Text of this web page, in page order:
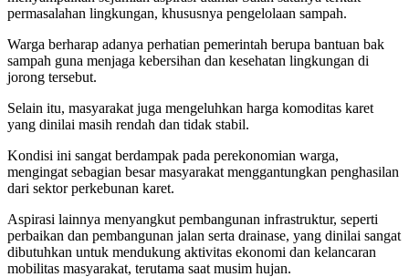
permasalahan lingkungan, khususnya pengelolaan sampah.
Warga berharap adanya perhatian pemerintah berupa bantuan bak
sampah guna menjaga kebersihan dan kesehatan lingkungan di
jorong tersebut.
Selain itu, masyarakat juga mengeluhkan harga komoditas karet
yang dinilai masih rendah dan tidak stabil.
Kondisi ini sangat berdampak pada perekonomian warga,
mengingat sebagian besar masyarakat menggantungkan penghasilan
dari sektor perkebunan karet.
Aspirasi lainnya menyangkut pembangunan infrastruktur, seperti
perbaikan dan pembangunan jalan serta drainase, yang dinilai sangat
dibutuhkan untuk mendukung aktivitas ekonomi dan kelancaran
mobilitas masyarakat, terutama saat musim hujan.